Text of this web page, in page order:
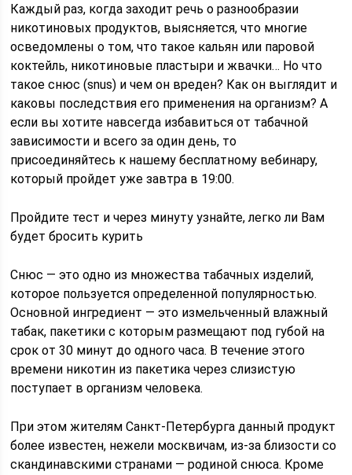
Каждый раз, когда заходит речь о разнообразии
никотиновых продуктов, выясняется, что многие
осведомлены о том, что такое кальян или паровой
коктейль, никотиновые пластыри и жвачки… Но что
такое снюс (snus) и чем он вреден? Как он выглядит и
каковы последствия его применения на организм? А
если вы хотите навсегда избавиться от табачной
зависимости и всего за один день, то
присоединяйтесь к нашему бесплатному вебинару,
который пройдет уже завтра в 19:00.
Пройдите тест и через минуту узнайте, легко ли Вам
будет бросить курить
Снюс — это одно из множества табачных изделий,
которое пользуется определенной популярностью.
Основной ингредиент — это измельченный влажный
табак, пакетики с которым размещают под губой на
срок от 30 минут до одного часа. В течение этого
времени никотин из пакетика через слизистую
поступает в организм человека.
При этом жителям Санкт-Петербурга данный продукт
более известен, нежели москвичам, из-за близости со
скандинавскими странами — родиной снюса. Кроме